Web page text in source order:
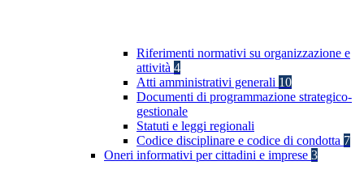
Riferimenti normativi su organizzazione e
attività 4
Atti amministrativi generali 10
Documenti di programmazione strategico-
gestionale
Statuti e leggi regionali
Codice disciplinare e codice di condotta 7
Oneri informativi per cittadini e imprese 3